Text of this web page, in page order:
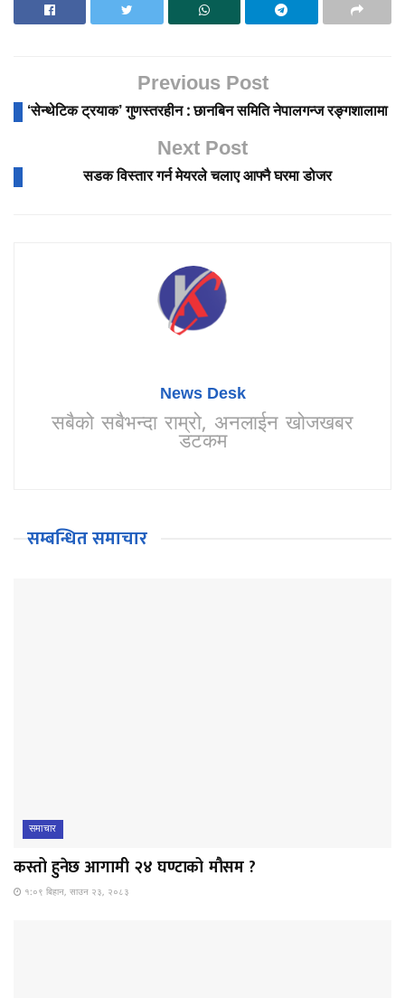
Previous Post
‘सेन्थेटिक ट्रयाक’ गुणस्तरहीन : छानबिन समिति नेपालगन्ज रङ्गशालामा
Next Post
सडक विस्तार गर्न मेयरले चलाए आफ्नै घरमा डोजर
News Desk
सबैको सबैभन्दा राम्रो, अनलाईन खोजखबर
डटकम
सम्बन्धित समाचार
समाचार
कस्तो हुनेछ आगामी २४ घण्टाको मौसम ?
१:०९ बिहान, साउन २३, २०८३